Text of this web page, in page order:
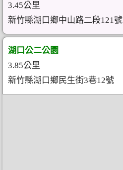
3.45公里
新竹縣湖口鄉中山路二段121號
湖口公二公園
3.85公里
新竹縣湖口鄉民生街3巷12號